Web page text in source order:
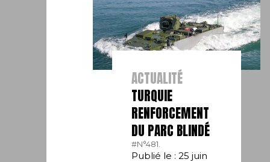
ACTUALITÉ
TURQUIE
RENFORCEMENT
DU PARC BLINDÉ
#N°481.
Publié le : 25 juin